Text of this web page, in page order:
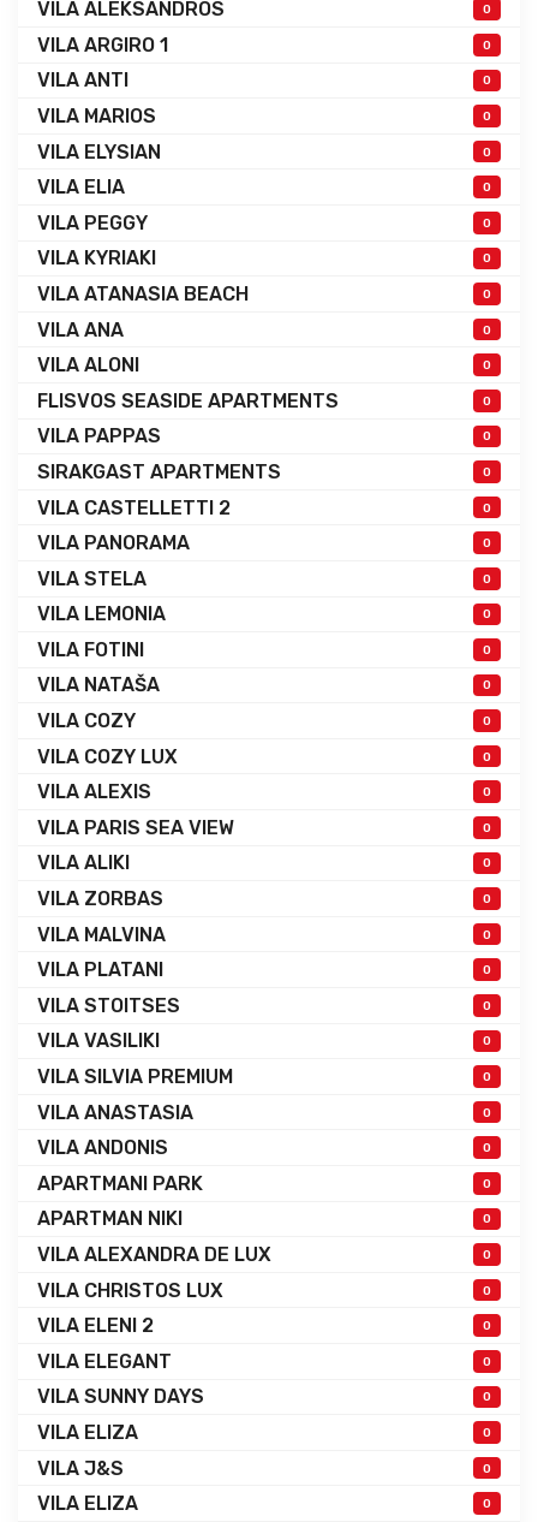
VILA ALEKSANDROS 0
VILA ARGIRO 1 0
VILA ANTI 0
VILA MARIOS 0
VILA ELYSIAN 0
VILA ELIA 0
VILA PEGGY 0
VILA KYRIAKI 0
VILA ATANASIA BEACH 0
VILA ANA 0
VILA ALONI 0
FLISVOS SEASIDE APARTMENTS 0
VILA PAPPAS 0
SIRAKGAST APARTMENTS 0
VILA CASTELLETTI 2 0
VILA PANORAMA 0
VILA STELA 0
VILA LEMONIA 0
VILA FOTINI 0
VILA NATAŠA 0
VILA COZY 0
VILA COZY LUX 0
VILA ALEXIS 0
VILA PARIS SEA VIEW 0
VILA ALIKI 0
VILA ZORBAS 0
VILA MALVINA 0
VILA PLATANI 0
VILA STOITSES 0
VILA VASILIKI 0
VILA SILVIA PREMIUM 0
VILA ANASTASIA 0
VILA ANDONIS 0
APARTMANI PARK 0
APARTMAN NIKI 0
VILA ALEXANDRA DE LUX 0
VILA CHRISTOS LUX 0
VILA ELENI 2 0
VILA ELEGANT 0
VILA SUNNY DAYS 0
VILA ELIZA 0
VILA J&S 0
VILA ELIZA 0